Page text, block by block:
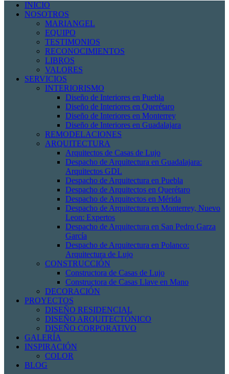
INICIO
NOSOTROS
MARIANGEL
EQUIPO
TESTIMONIOS
RECONOCIMIENTOS
LIBROS
VALORES
SERVICIOS
INTERIORISMO
Diseño de Interiores en Puebla
Diseño de Interiores en Querétaro
Diseño de Interiores en Monterrey
Diseño de Interiores en Guadalajara
REMODELACIONES
ARQUITECTURA
Arquitectos de Casas de Lujo
Despacho de Arquitectura en Guadalajara:
Arquitectos GDL
Despacho de Arquitectura en Puebla
Despacho de Arquitectos en Querétaro
Despacho de Arquitectos en Mérida
Despacho de Arquitectura en Monterrey, Nuevo
Leon: Expertos
Despacho de Arquitectura en San Pedro Garza
García
Despacho de Arquitectura en Polanco:
Arquitectura de Lujo
CONSTRUCCIÓN
Constructora de Casas de Lujo
Constructora de Casas Llave en Mano
DECORACIÓN
PROYECTOS
DISEÑO RESIDENCIAL
DISEÑO ARQUITECTÓNICO
DISEÑO CORPORATIVO
GALERÍA
INSPIRACIÓN
COLOR
BLOG